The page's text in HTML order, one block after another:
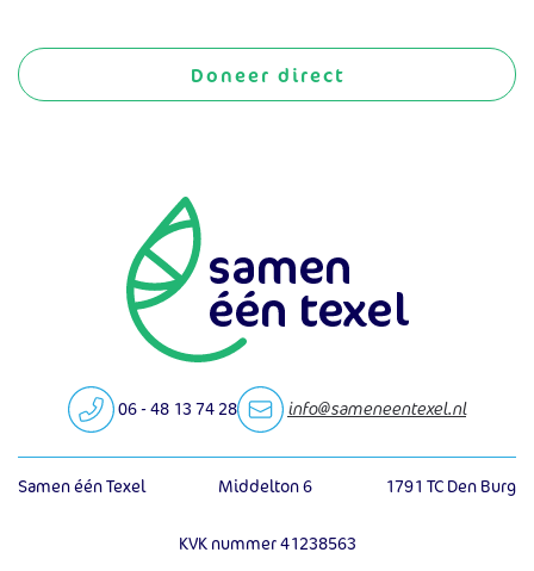
Doneer direct
06 - 48 13 74 28 info@sameneentexel.nl
Samen één Texel Middelton 6 1791 TC Den Burg
KVK nummer 41238563